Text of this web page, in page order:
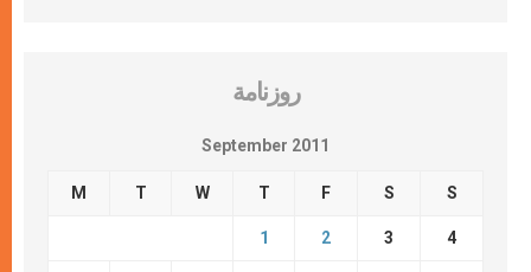
روزنامة
September 2011
M T W T F S S
1 2 3 4